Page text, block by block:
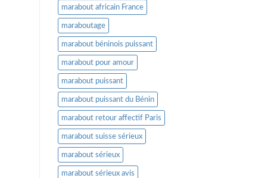
marabout africain France
maraboutage
marabout béninois puissant
marabout pour amour
marabout puissant
marabout puissant du Bénin
marabout retour affectif Paris
marabout suisse sérieux
marabout sérieux
marabout sérieux avis